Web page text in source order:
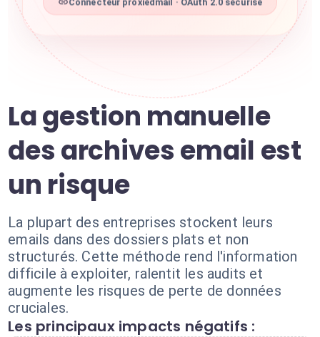
Connecteur proxiedmail · OAuth 2.0 sécurisé
La gestion manuelle
des archives email est
un risque
La plupart des entreprises stockent leurs
emails dans des dossiers plats et non
structurés. Cette méthode rend l'information
difficile à exploiter, ralentit les audits et
augmente les risques de perte de données
cruciales.
Les principaux impacts négatifs :